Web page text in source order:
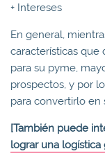
+ Intereses
En general,
características
para su pyme,
prospectos, y por
para convertirlo en
[También puede
lograr una